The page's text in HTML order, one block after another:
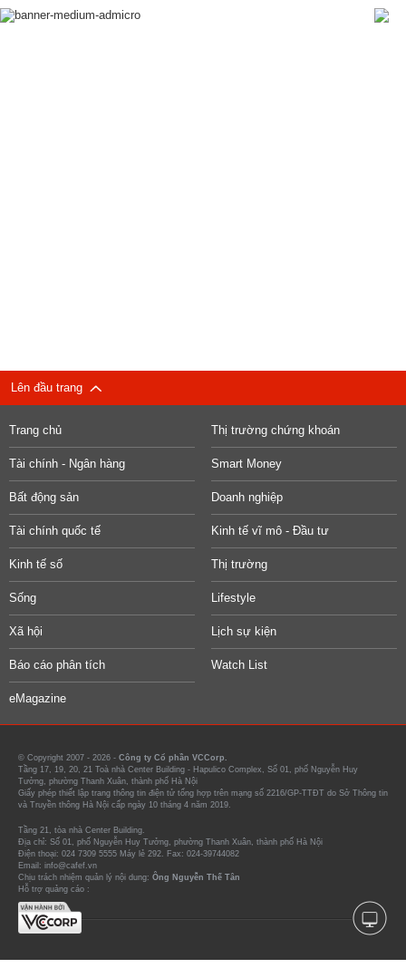
Lên đầu trang
Trang chủ Thị trường chứng khoán
Tài chính - Ngân hàng Smart Money
Bất động sản Doanh nghiệp
Tài chính quốc tế Kinh tế vĩ mô - Đầu tư
Kinh tế số Thị trường
Sống Lifestyle
Xã hội Lịch sự kiện
Báo cáo phân tích Watch List
eMagazine
© Copyright 2007 - 2026 - Công ty Cổ phần VCCorp.
Tầng 17, 19, 20, 21 Toà nhà Center Building - Hapulico Complex, Số 01, phố Nguyễn Huy
Tưởng, phường Thanh Xuân, thành phố Hà Nội
Giấy phép thiết lập trang thông tin điện tử tổng hợp trên mạng số 2216/GP-TTĐT do Sở Thông tin
và Truyền thông Hà Nội cấp ngày 10 tháng 4 năm 2019.
Tầng 21, tòa nhà Center Building.
Địa chỉ: Số 01, phố Nguyễn Huy Tưởng, phường Thanh Xuân, thành phố Hà Nội
Điện thoại: 024 7309 5555 Máy lẻ 292. Fax: 024-39744082
Email: info@cafef.vn
Chịu trách nhiệm quản lý nội dung: Ông Nguyễn Thế Tân
Hỗ trợ quảng cáo :